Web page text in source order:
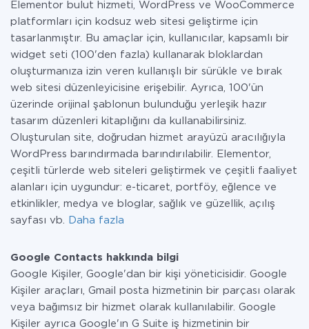
Elementor bulut hizmeti, WordPress ve WooCommerce
platformları için kodsuz web sitesi geliştirme için
tasarlanmıştır. Bu amaçlar için, kullanıcılar, kapsamlı bir
widget seti (100'den fazla) kullanarak bloklardan
oluşturmanıza izin veren kullanışlı bir sürükle ve bırak
web sitesi düzenleyicisine erişebilir. Ayrıca, 100'ün
üzerinde orijinal şablonun bulunduğu yerleşik hazır
tasarım düzenleri kitaplığını da kullanabilirsiniz.
Oluşturulan site, doğrudan hizmet arayüzü aracılığıyla
WordPress barındırmada barındırılabilir. Elementor,
çeşitli türlerde web siteleri geliştirmek ve çeşitli faaliyet
alanları için uygundur: e-ticaret, portföy, eğlence ve
etkinlikler, medya ve bloglar, sağlık ve güzellik, açılış
sayfası vb.
Daha fazla
Google Contacts hakkında bilgi
Google Kişiler, Google'dan bir kişi yöneticisidir. Google
Kişiler araçları, Gmail posta hizmetinin bir parçası olarak
veya bağımsız bir hizmet olarak kullanılabilir. Google
Kişiler ayrıca Google'ın G Suite iş hizmetinin bir